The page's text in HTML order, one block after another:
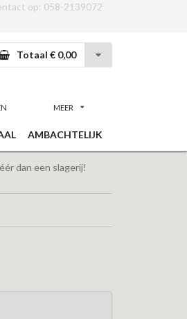
op: 058-2139072
Totaal € 0,00
MEER
AMBACHTELIJK
dan een slagerij!